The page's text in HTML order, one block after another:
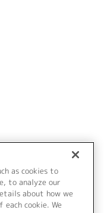
as cookies to
to analyze our
about how we
cookie. We